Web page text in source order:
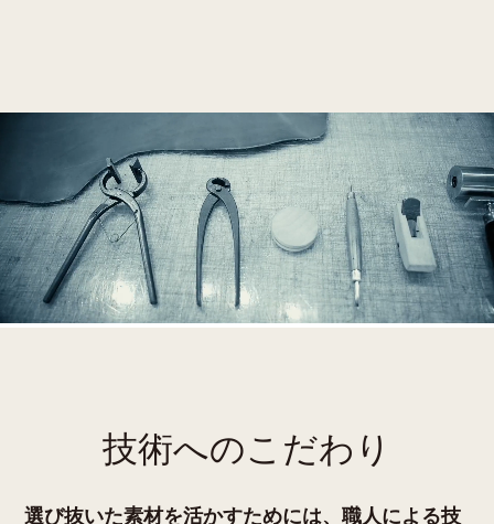
技術へのこだわり
選び抜いた素材を活かすためには、職人による技